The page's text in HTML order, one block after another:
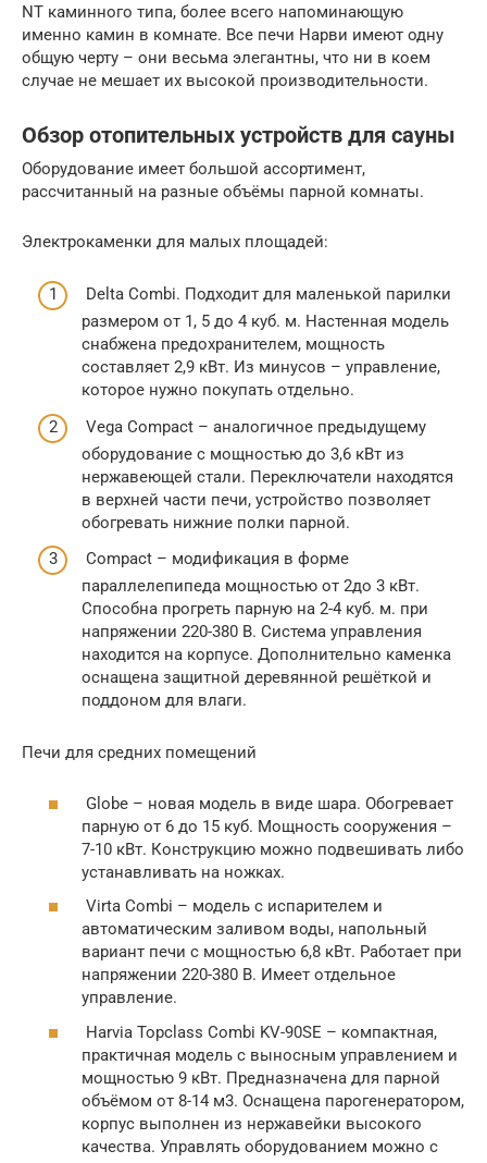
NT каминного типа, более всего напоминающую
именно камин в комнате. Все печи Нарви имеют одну
общую черту – они весьма элегантны, что ни в коем
случае не мешает их высокой производительности.
Обзор отопительных устройств для сауны
Оборудование имеет большой ассортимент,
рассчитанный на разные объёмы парной комнаты.
Электрокаменки для малых площадей:
Delta Combi. Подходит для маленькой парилки
размером от 1, 5 до 4 куб. м. Настенная модель
снабжена предохранителем, мощность
составляет 2,9 кВт. Из минусов – управление,
которое нужно покупать отдельно.
Vega Compact – аналогичное предыдущему
оборудование с мощностью до 3,6 кВт из
нержавеющей стали. Переключатели находятся
в верхней части печи, устройство позволяет
обогревать нижние полки парной.
Compact – модификация в форме
параллелепипеда мощностью от 2до 3 кВт.
Способна прогреть парную на 2-4 куб. м. при
напряжении 220-380 В. Система управления
находится на корпусе. Дополнительно каменка
оснащена защитной деревянной решёткой и
поддоном для влаги.
Печи для средних помещений
Globe – новая модель в виде шара. Обогревает
парную от 6 до 15 куб. Мощность сооружения –
7-10 кВт. Конструкцию можно подвешивать либо
устанавливать на ножках.
Virta Combi – модель с испарителем и
автоматическим заливом воды, напольный
вариант печи с мощностью 6,8 кВт. Работает при
напряжении 220-380 В. Имеет отдельное
управление.
Harvia Topclass Combi KV-90SE – компактная,
практичная модель с выносным управлением и
мощностью 9 кВт. Предназначена для парной
объёмом от 8-14 м3. Оснащена парогенератором,
корпус выполнен из нержавейки высокого
качества. Управлять оборудованием можно с